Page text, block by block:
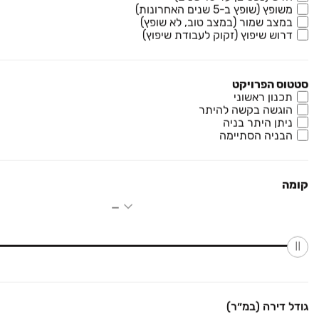
משופץ (שופץ ב-5 שנים האחרונות)
במצב שמור (במצב טוב, לא שופץ)
דרוש שיפוץ (זקוק לעבודת שיפוץ)
סטטוס הפרויקט
תכנון ראשוני
הוגשה בקשה להיתר
ניתן היתר בניה
הבניה הסתיימה
קומה
גודל דירה (במ״ר)
למצוא דירה למכירה. המערכת תסמן עבורכם את מיקומי הדירות
הזמינות, ותוכלו להקליק על כל סימון כדי לצפות במודעה ובפרטי
ההתקשרות עם בעלי הדירה.
נדל"ן
רכב
עוד באתר
הורידו את האפליקציה וקבלו עדכונים בזמן אמת